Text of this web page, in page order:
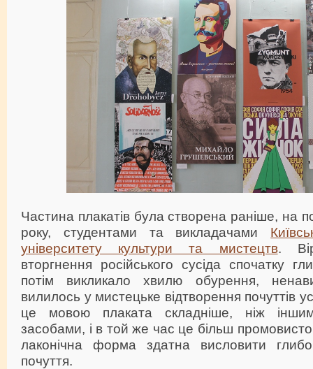
Частина плакатів була створена раніше, на
року, студентами та викладачами
університету культури та мистецтв.
вторгнення російського сусіда спочатку
потім викликало хвилю обурення,
вилилось у мистецьке відтворення почуттів
це мовою плаката складніше, ніж
засобами, і в той же час це більш
лаконічна форма здатна висловити
почуття.